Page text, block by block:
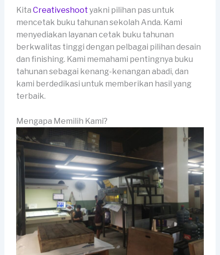
Kita Creativeshoot yakni pilihan pas untuk
mencetak buku tahunan sekolah Anda. Kami
menyediakan layanan cetak buku tahunan
berkwalitas tinggi dengan pelbagai pilihan desain
dan finishing. Kami memahami pentingnya buku
tahunan sebagai kenang-kenangan abadi, dan
kami berdedikasi untuk memberikan hasil yang
terbaik.
Mengapa Memilih Kami?